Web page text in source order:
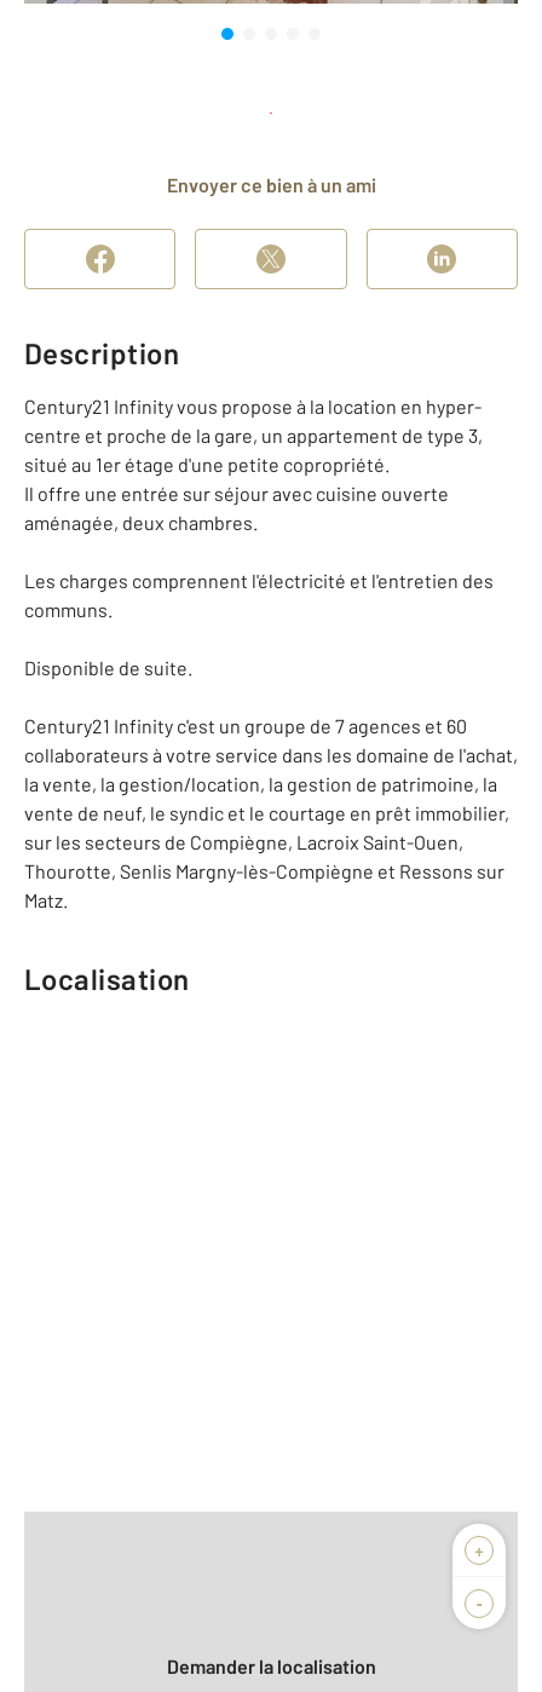
Envoyer ce bien à un ami
Description
Century21 Infinity vous propose à la location en hyper-
centre et proche de la gare, un appartement de type 3,
situé au 1er étage d'une petite copropriété.
Il offre une entrée sur séjour avec cuisine ouverte
aménagée, deux chambres.
Les charges comprennent l'électricité et l'entretien des
communs.
Disponible de suite.
Century21 Infinity c'est un groupe de 7 agences et 60
collaborateurs à votre service dans les domaine de l'achat,
la vente, la gestion/location, la gestion de patrimoine, la
vente de neuf, le syndic et le courtage en prêt immobilier,
sur les secteurs de Compiègne, Lacroix Saint-Ouen,
Thourotte, Senlis Margny-lès-Compiègne et Ressons sur
Matz.
Localisation
+
-
Demander la localisation